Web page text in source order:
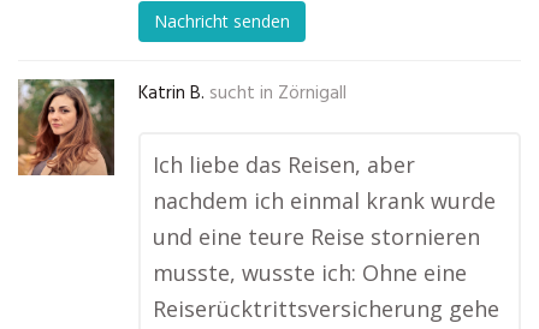
Nachricht senden
Katrin B. sucht in Zörnigall
Ich liebe das Reisen, aber
nachdem ich einmal krank wurde
und eine teure Reise stornieren
musste, wusste ich: Ohne eine
Reiserücktrittsversicherung gehe